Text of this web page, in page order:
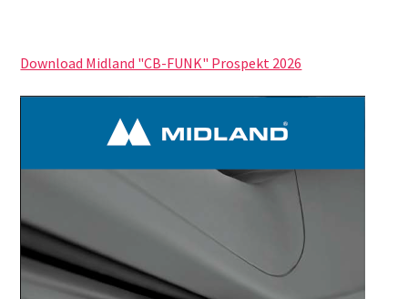
Download Midland "CB-FUNK" Prospekt 2026